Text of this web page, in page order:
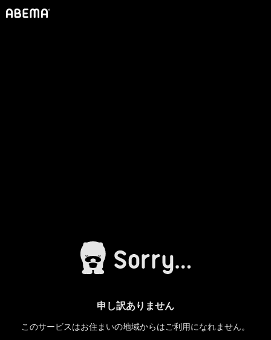
申し訳ありません
このサービスはお住まいの地域からはご利用になれません。